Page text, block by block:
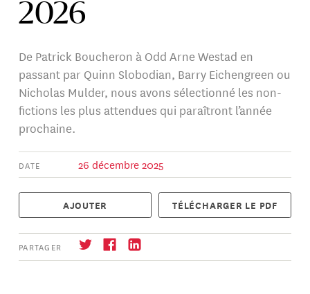
2026
De Patrick Boucheron à Odd Arne Westad en
passant par Quinn Slobodian, Barry Eichengreen ou
Nicholas Mulder, nous avons sélectionné les non-
fictions les plus attendues qui paraîtront l’année
prochaine.
DATE 26 décembre 2025
AJOUTER TÉLÉCHARGER LE PDF
PARTAGER